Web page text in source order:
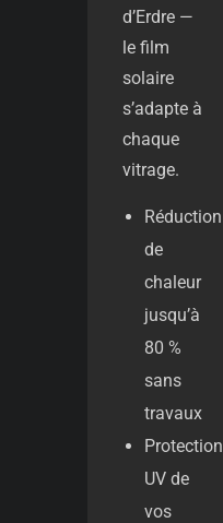
d’Erdre —
le film
solaire
s’adapte à
chaque
vitrage.
Réduction
de
chaleur
jusqu’à
80 %
sans
travaux
Protection
UV de
vos